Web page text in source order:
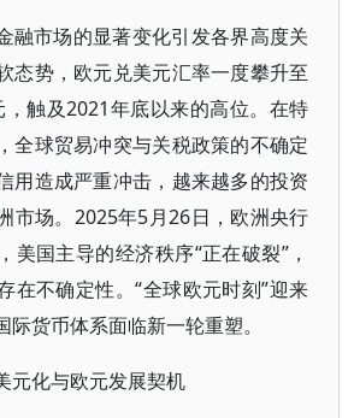
融市场的显著变化引发各界高度关
态势，欧元兑美元汇率一度攀升至
触及2021年底以来的高位。在特
全球贸易冲突与关税政策的不确定
用造成严重冲击，越来越多的投资
市场。2025年5月26日，欧洲央行
美国主导的经济秩序“正在破裂”，
在不确定性。“全球欧元时刻”迎来
货币体系面临新一轮重塑。
元化与欧元发展契机